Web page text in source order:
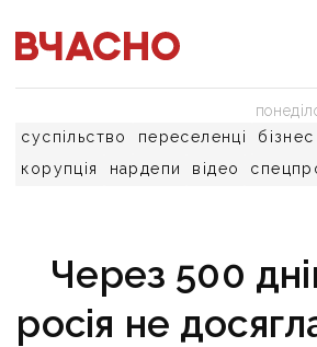
суспільство переселенці бізнес
корупція
нардепи відео
Через 500
росія не